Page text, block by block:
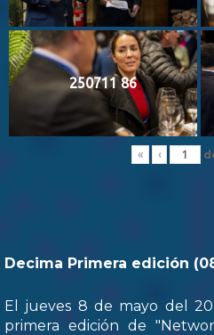
250711 86
« ‹
Decima Primera edición
El jueves 8 de mayo del
primera edición de